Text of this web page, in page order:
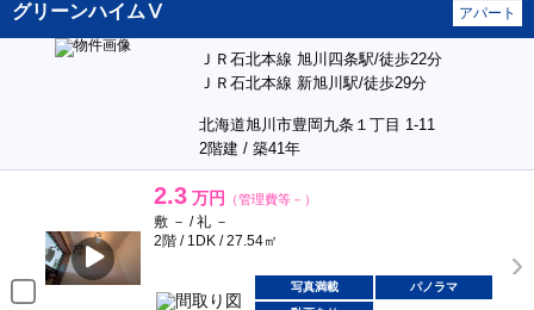
グリーンハイムⅤ アパート
ＪＲ石北本線 旭川四条駅/徒歩22分
ＪＲ石北本線 新旭川駅/徒歩29分
北海道旭川市豊岡九条１丁目 1-11
2階建 / 築41年
2.3 万円 （管理費等－）
敷 － / 礼 －
2階 / 1DK / 27.54㎡
写真満載
パノラマ